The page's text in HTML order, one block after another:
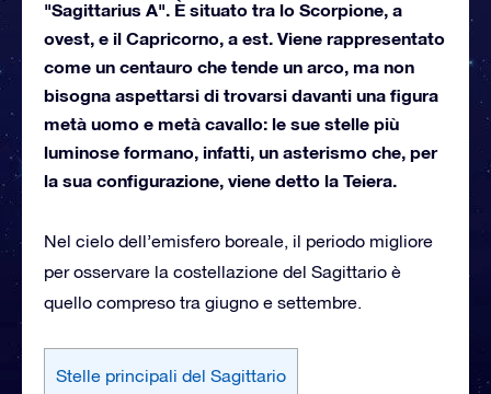
"Sagittarius A". È situato tra lo Scorpione, a
ovest, e il Capricorno, a est. Viene rappresentato
come un centauro che tende un arco, ma non
bisogna aspettarsi di trovarsi davanti una figura
metà uomo e metà cavallo: le sue stelle più
luminose formano, infatti, un asterismo che, per
la sua configurazione, viene detto la Teiera.
Nel cielo dell’emisfero boreale, il periodo migliore
per osservare la costellazione del Sagittario è
quello compreso tra giugno e settembre.
Stelle principali del Sagittario